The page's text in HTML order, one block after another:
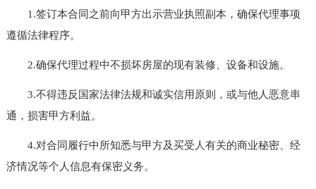
1.签订本合同之前向甲方出示营业执照副本，确保代理事项
遵循法律程序。
2.确保代理过程中不损坏房屋的现有装修、设备和设施。
3.不得违反国家法律法规和诚实信用原则，或与他人恶意串
通，损害甲方利益。
4.对合同履行中所知悉与甲方及买受人有关的商业秘密、经
济情况等个人信息有保密义务。